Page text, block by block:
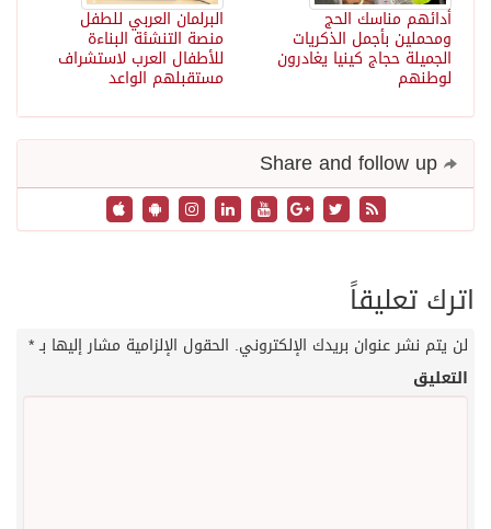
البرلمان العربي للطفل
منصة التنشئة البناءة
للأطفال العرب لاستشراف
مستقبلهم الواعد
أدائهم مناسك الحج
ومحملين بأجمل الذكريات
الجميلة حجاج كينيا يغادرون
لوطنهم
اترك تعليقاً
لن يتم نشر عنوان بريدك الإلكتروني. الحقول الإلزامية مشار إليها بـ*
التعليق